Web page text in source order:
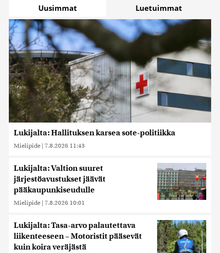
Uusimmat Luetuimmat
Lukijalta: Hallituksen karsea sote-politiikka
Mielipide | 7.8.2026 11:43
Lukijalta: Valtion suuret
järjestöavustukset jäävät
pääkaupunkiseudulle
Mielipide | 7.8.2026 10:01
Lukijalta: Tasa-arvo palautettava
liikenteeseen – Motoristit pääsevät
kuin koira veräjästä